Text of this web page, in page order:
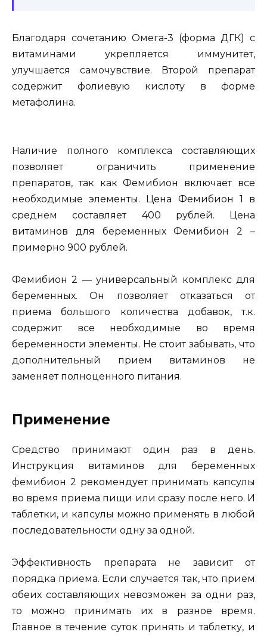
Благодаря сочетанию Омега-3 (форма ДГК) с
витаминами укрепляется иммунитет,
улучшается самочувствие. Второй препарат
содержит фолиевую кислоту в форме
метафолина.
Наличие полного комплекса составляющих
позволяет ограничить применение
препаратов, так как Фемибион включает все
необходимые элементы. Цена Фемибион 1 в
среднем составляет 400 рублей. Цена
витаминов для беременных Фемибион 2 –
примерно 900 рублей.
Фемибион 2 — универсальный комплекс для
беременных. Он позволяет отказаться от
приема большого количества добавок, т.к.
содержит все необходимые во время
беременности элементы. Не стоит забывать, что
дополнительный прием витаминов не
заменяет полноценного питания.
Применение
Средство принимают один раз в день.
Инструкция витаминов для беременных
фемибион 2 рекомендует принимать капсулы
во время приема пищи или сразу после него. И
таблетки, и капсулы можно применять в любой
последовательности одну за одной.
Эффективность препарата не зависит от
порядка приема. Если случается так, что прием
обеих составляющих невозможен за одни раз,
то можно принимать их в разное время.
Главное в течение суток принять и таблетку, и